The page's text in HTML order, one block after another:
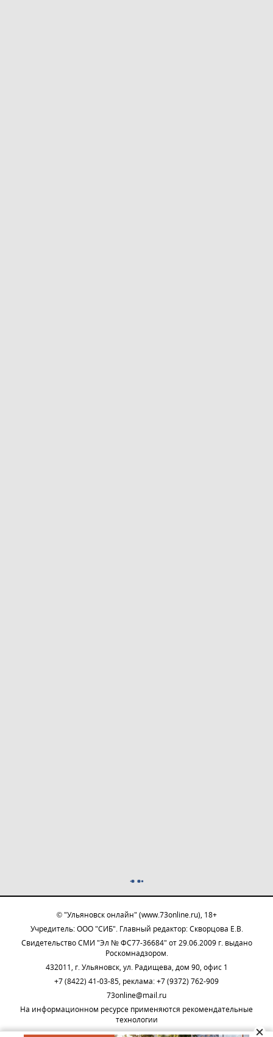
© "Ульяновск онлайн" (www.73online.ru), 18+
Учредитель: ООО "СИБ". Главный редактор: Скворцова Е.В.
Свидетельство СМИ "Эл № ФС77-36684" от 29.06.2009 г. выдано
Роскомнадзором.
432011, г. Ульяновск, ул. Радищева, дом 90, офис 1
+7 (8422) 41-03-85, реклама: +7 (9372) 762-909
73online@mail.ru
На информационном ресурсе применяются рекомендательные
технологии